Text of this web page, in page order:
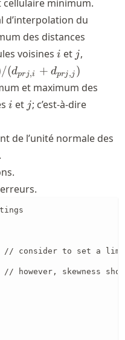
minimum.
d’interpolation du
des distances
voisines i
i et jj,
/(dprj,i + dprj,j )
et maximum des
i
i et j
j; c’est-à-dire
V_j)
de l’unité normale des
consider to set a
however, skewness